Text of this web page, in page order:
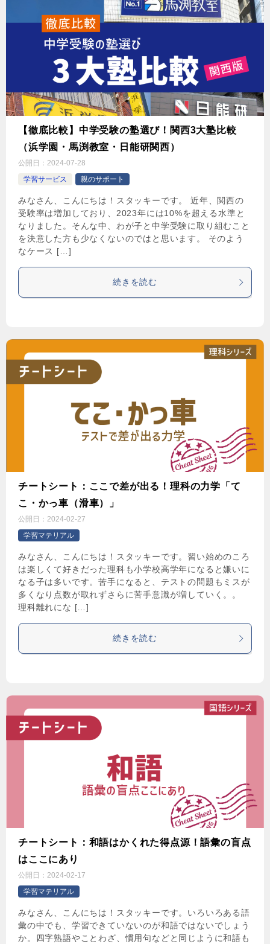
【徹底比較】中学受験の塾選び！関西3大塾比較
（浜学園・馬渕教室・日能研関西）
公開日： 2024-07-28
学習サービス
親のサポート
みなさん、こんにちは！スタッキーです。 近年、関西の
受験率は増加しており、2023年には10%を超える水準と
なりました。そんな中、わが子と中学受験に取り組むこと
を決意した方も少なくないのではと思います。 そのよう
なケース […]
続きを読む
チートシート：ここで差が出る！理科の力学「て
こ・かっ車（滑車）」
公開日： 2024-02-27
学習マテリアル
みなさん、こんにちは！スタッキーです。習い始めのころ
は楽しくて好きだった理科も小学校高学年になると嫌いに
なる子は多いです。苦手になると、テストの問題もミスが
多くなり点数が取れずさらに苦手意識が増していく。。
理科離れにな […]
続きを読む
チートシート：和語はかくれた得点源！語彙の盲点
はここにあり
公開日： 2024-02-17
学習マテリアル
みなさん、こんにちは！スタッキーです。いろいろある語
彙の中でも、学習できていないのが和語ではないでしょう
か。四字熟語やことわざ、慣用句などと同じように和語も